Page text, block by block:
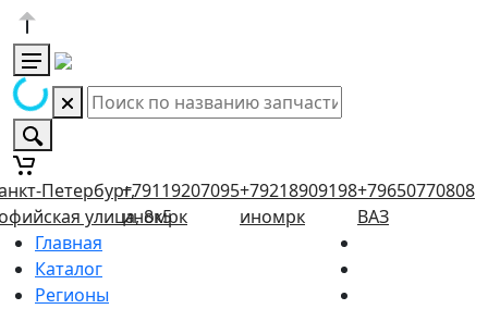
Петербург,
улица, 8к5
+79119207095
иномрк
+79218909198
иномрк
+79650770808
ВАЗ
Главная
Каталог
Регионы